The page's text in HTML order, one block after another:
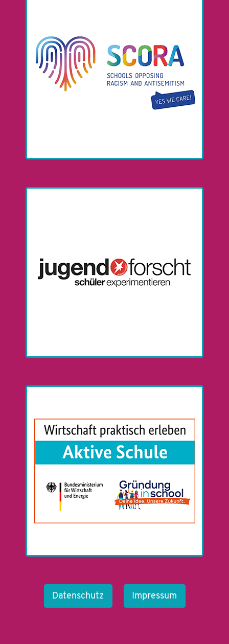
Datenschutz Impressum